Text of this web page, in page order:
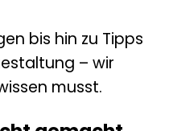
bis hin zu Tipps
– wir
musst.